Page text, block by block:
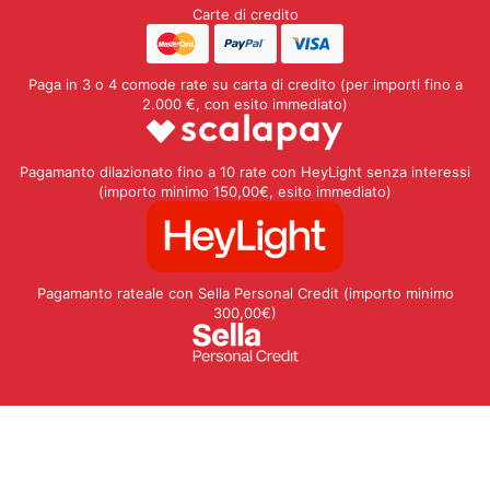
Carte di credito
Paga in 3 o 4 comode rate su carta di credito (per importi fino a
2.000 €, con esito immediato)
Pagamanto dilazionato fino a 10 rate con HeyLight senza interessi
(importo minimo 150,00€, esito immediato)
Pagamanto rateale con Sella Personal Credit (importo minimo
300,00€)